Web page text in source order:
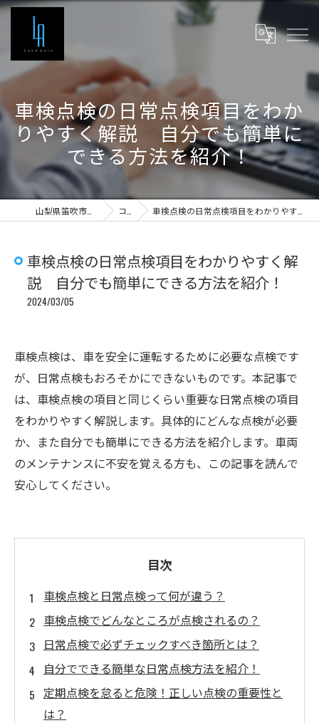
車検点検の日常点検項目をわか
りやすく解説 自分でも簡単に
できる方法を紹介！
コラム 車検点検の日常点検項目をわかりやすく解説 自分でも簡単にできる方法を紹介！
車検点検の日常点検項目をわかりやすく解
説 自分でも簡単にできる方法を紹介！
2024/03/05
車検点検は、車を安全に運転するために必要な点検です
が、日常点検もおろそかにできないものです。本記事で
は、車検点検の項目と同じくらい重要な日常点検の項目
をわかりやすく解説します。具体的にどんな点検が必要
か、また自分でも簡単にできる方法を紹介します。車両
のメンテナンスに不安を覚える方も、この記事を読んで
安心してください。
目次
車検点検と日常点検って何が違う？
車検点検でどんなところが点検されるの？
日常点検で必ずチェックすべき箇所とは？
自分でできる簡単な日常点検方法を紹介！
定期点検を怠ると危険！正しい点検の重要性と
は？